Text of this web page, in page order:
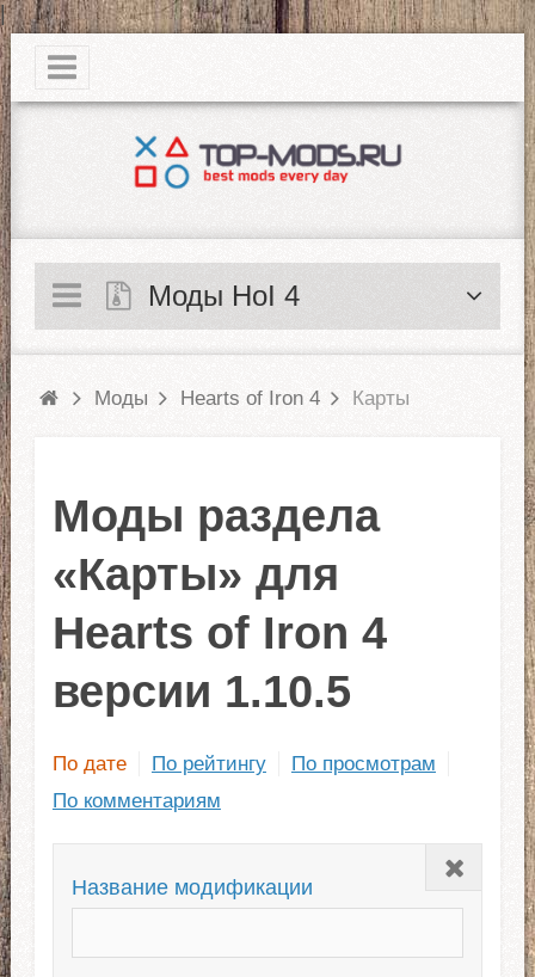
|
Моды HoI 4
Моды Hearts of Iron 4 Карты
Моды раздела
«Карты» для
Hearts of Iron 4
версии 1.10.5
По дате По рейтингу
По просмотрам
По комментариям
Закрыть
Название модификации